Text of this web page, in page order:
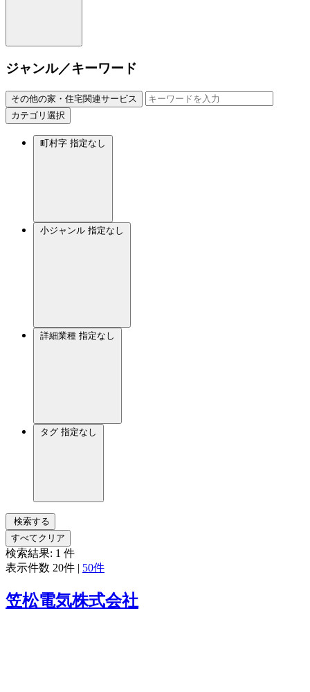
ジャンル／キーワード
その他の家・住宅関連サービス
カテゴリ選択
町村字 指定なし
小ジャンル 指定なし
詳細業種 指定なし
タグ 指定なし
検索する
すべてクリア
検索結果: 1 件
表示件数 20件 | 50件
笠松電気株式会社